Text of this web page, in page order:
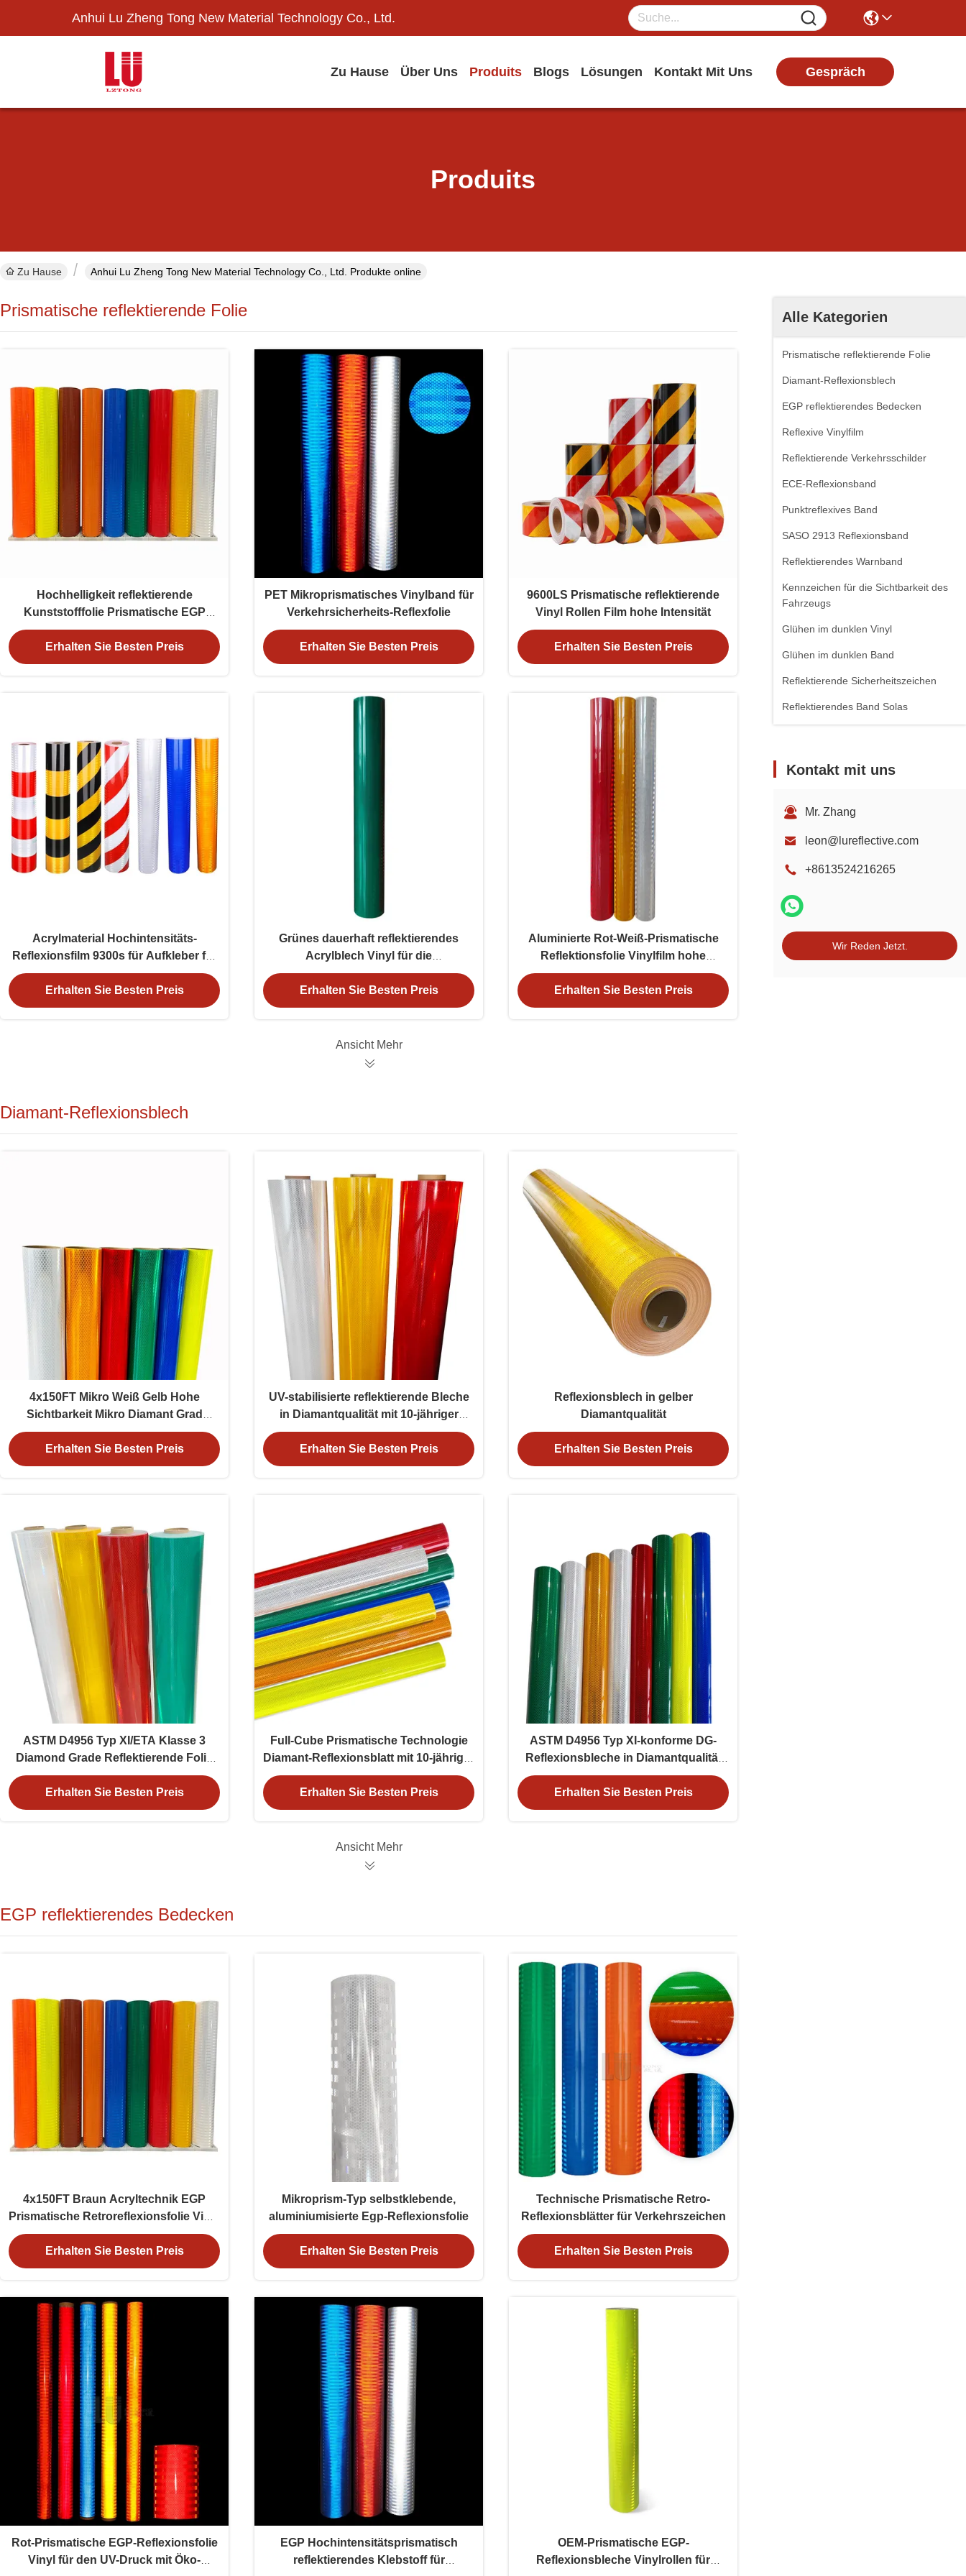
Anhui Lu Zheng Tong New Material Technology Co., Ltd.
Zu Hause Über Uns Produits Blogs Lösungen Kontakt Mit Uns Gespräch
Produits
Zu Hause Anhui Lu Zheng Tong New Material Technology Co., Ltd. Produkte online
Alle Kategorien
Prismatische reflektierende Folie
Diamant-Reflexionsblech
EGP reflektierendes Bedecken
Reflexive Vinylfilm
Reflektierende Verkehrsschilder
ECE-Reflexionsband
Punktreflexives Band
SASO 2913 Reflexionsband
Reflektierendes Warnband
Kennzeichen für die Sichtbarkeit des
Fahrzeugs
Glühen im dunklen Vinyl
Glühen im dunklen Band
Reflektierende Sicherheitszeichen
Reflektierendes Band Solas
Kontakt mit uns
Mr. Zhang
leon@lureflective.com
+8613524216265
Wir Reden Jetzt.
Prismatische reflektierende Folie
Hochhelligkeit reflektierende
Kunststofffolie Prismatische EGP
reflektierende Vinylfolie
Erhalten Sie Besten Preis
PET Mikroprismatisches Vinylband für
Verkehrsicherheits-Reflexfolie
Erhalten Sie Besten Preis
9600LS Prismatische reflektierende
Vinyl Rollen Film hohe Intensität
Erhalten Sie Besten Preis
Acrylmaterial Hochintensitäts-
Reflexionsfilm 9300s für Aufkleber für
Fahrzeuge
Erhalten Sie Besten Preis
Grünes dauerhaft reflektierendes
Acrylblech Vinyl für die
Straßenverkehrssicherheit
Erhalten Sie Besten Preis
Aluminierte Rot-Weiß-Prismatische
Reflektionsfolie Vinylfilm hohe
Intensität
Erhalten Sie Besten Preis
Ansicht Mehr
Diamant-Reflexionsblech
4x150FT Mikro Weiß Gelb Hohe
Sichtbarkeit Mikro Diamant Grad
Reflektierende Folie Vinyl für
Verkehrsschilder ODM
Erhalten Sie Besten Preis
UV-stabilisierte reflektierende Bleche
in Diamantqualität mit 10-jähriger
Garantie und ASTM D4956 Typ XI-
Konformität
Erhalten Sie Besten Preis
Reflexionsblech in gelber
Diamantqualität
Erhalten Sie Besten Preis
ASTM D4956 Typ XI/ETA Klasse 3
Diamond Grade Reflektierende Folie
für Straßenschilder
Erhalten Sie Besten Preis
Full-Cube Prismatische Technologie
Diamant-Reflexionsblatt mit 10-jähriger
Lebensdauer für die
Verkehrssicherheit
Erhalten Sie Besten Preis
ASTM D4956 Typ XI-konforme DG-
Reflexionsbleche in Diamantqualität
mit druckempfindlichem Klebstoff für
Straßenschilder
Erhalten Sie Besten Preis
Ansicht Mehr
EGP reflektierendes Bedecken
4x150FT Braun Acryltechnik EGP
Prismatische Retroreflexionsfolie Vinyl
für Straßenschilder
Erhalten Sie Besten Preis
Mikroprism-Typ selbstklebende,
aluminiumisierte Egp-Reflexionsfolie
Erhalten Sie Besten Preis
Technische Prismatische Retro-
Reflexionsblätter für Verkehrszeichen
Erhalten Sie Besten Preis
Rot-Prismatische EGP-Reflexionsfolie
Vinyl für den UV-Druck mit Öko-
EGP Hochintensitätsprismatisch
reflektierendes Klebstoff für
OEM-Prismatische EGP-
Reflexionsbleche Vinylrollen für